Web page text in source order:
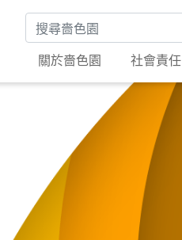
搜尋關鍵字
關於嗇色園
社會責任